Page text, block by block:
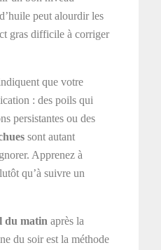
peut alourdir les
gras difficile à corriger
que votre
: des poils qui
persistantes ou des
sont autant
Apprenez à
qu’à suivre un
du matin après la
du soir est la méthode